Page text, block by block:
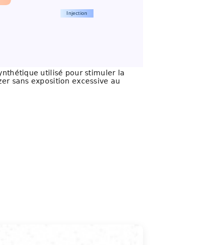
Injection
utilisé pour stimuler la
sans exposition excessive au